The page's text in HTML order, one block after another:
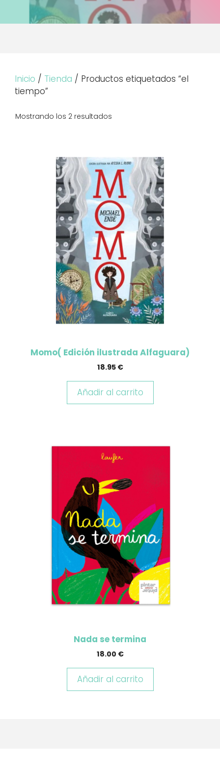
Inicio / Tienda / Productos etiquetados “el
tiempo”
Mostrando los 2 resultados
Momo( Edición ilustrada Alfaguara)
18.95 €
Añadir al carrito
Nada se termina
18.00 €
Añadir al carrito